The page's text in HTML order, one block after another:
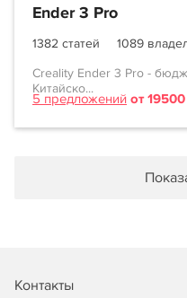
Ender 3 Pro
1382 статей
1089
Creality Ender 3 Pro -
Китайско...
5 предложений от
Контакты